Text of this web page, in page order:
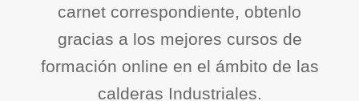
carnet correspondiente, obtenlo
gracias a los mejores cursos de
formación online en el ámbito de las
calderas Industriales.